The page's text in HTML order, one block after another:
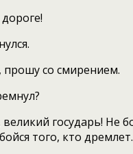
со смирением.
государь! Не
того, кто дремлет.